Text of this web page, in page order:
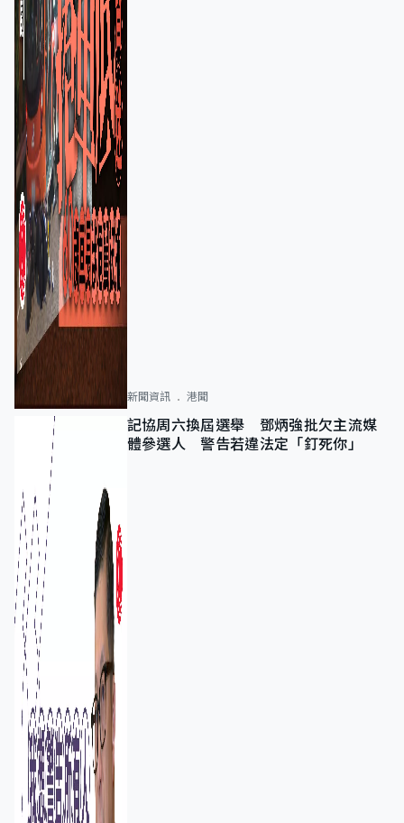
新聞資訊 港聞
記協周六換屆選舉 鄧炳強批欠主流媒
體參選人 警告若違法定「釘死你」